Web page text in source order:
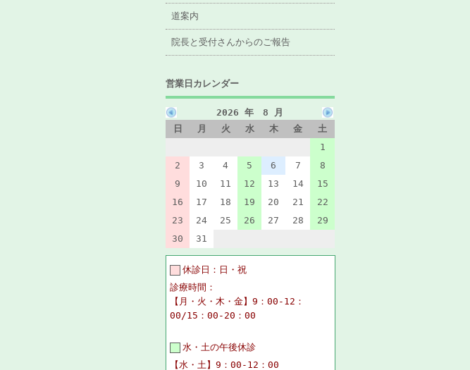
道案内
院長と受付さんからのご報告
営業日カレンダー
2026 年 8 月
日
月 火 水 木 金
土
1
2
3 4 5 6 7
8
9
10 11 12 13 14
15
16
17 18 19 20 21
22
23
24 25 26 27 28
29
30
31
休診日：日・祝
診療時間：
【月・火・木・金】9：00-12：
00/15：00-20：00
水・土の午後休診
【水・土】9：00-12：00